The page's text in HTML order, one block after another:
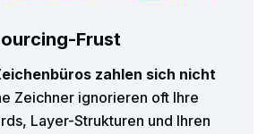
Frust
zahlen sich nicht
Zeichner ignorieren oft Ihre
Layer-Strukturen und Ihren